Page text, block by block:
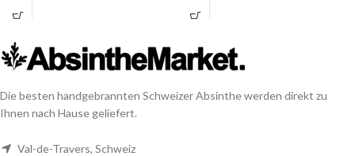
Bitterkeit ist er für geschulte Gaumen
Brenner:Absintherie Celle à Guilloud,
Pierre-André Matthey
Inhalt: 75cl, 50cl ,25cl,10cl
blumig und komplex, inspiriert von
Untergrund entwickelt wurde.
Brenner:Distillerie Wanner
Inhalt: 50cl, 4cl
Die besten handgebrannten Schweizer Absinthe werden direkt zu
Ihnen nach Hause geliefert.
Val-de-Travers, Schweiz